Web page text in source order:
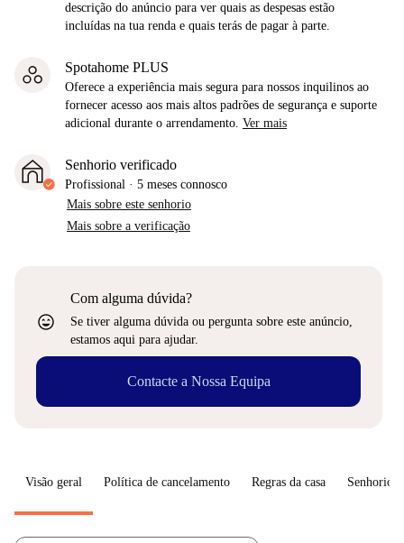
descrição do anúncio para ver quais as despesas estão
incluídas na tua renda e quais terás de pagar à parte.
Spotahome PLUS
Oferece a experiência mais segura para nossos inquilinos ao
fornecer acesso aos mais altos padrões de segurança e suporte
adicional durante o arrendamento. Ver mais
Senhorio verificado
Profissional · 5 meses connosco
Mais sobre este senhorio
Mais sobre a verificação
sentiment_very_satisfied
Com alguma dúvida?
Se tiver alguma dúvida ou pergunta sobre este anúncio,
estamos aqui para ajudar.
Contacte a Nossa Equipa
Visão geral Política de cancelamento Regras da casa Senhorio